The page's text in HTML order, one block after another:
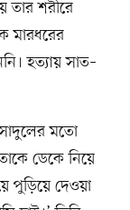
তার শরীরে
মারধরের
হত্যায় সাত–
মতো
ডেকে নিয়ে
পুড়িয়ে দেওয়া